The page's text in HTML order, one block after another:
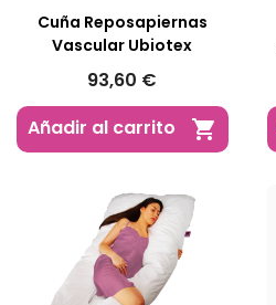
Cuña Reposapiernas
Vascular Ubiotex
93,60 €
Añadir al carrito
